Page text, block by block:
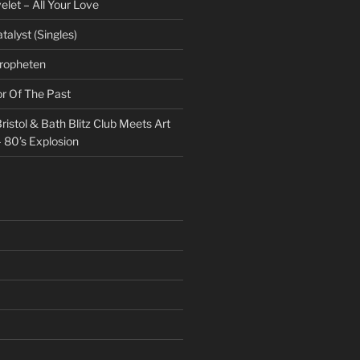
– All Your Love
(Singles)
Of The Past
& Bath Blitz Club Meets Art
Explosion